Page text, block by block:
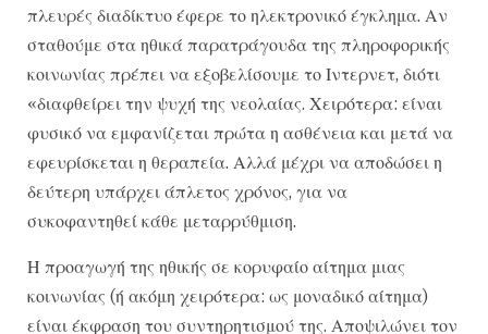
πλευρές διαδίκτυο έφερε το ηλεκτρονικό έγκλημα. Αν
σταθούμε στα ηθικά παρατράγουδα της πληροφορικής
κοινωνίας πρέπει να εξοβελίσουμε το Ιντερνετ, διότι
«διαφθείρει την ψυχή της νεολαίας. Χειρότερα: είναι
φυσικό να εμφανίζεται πρώτα η ασθένεια και μετά να
εφευρίσκεται η θεραπεία. Αλλά μέχρι να αποδώσει η
δεύτερη υπάρχει άπλετος χρόνος, για να
συκοφαντηθεί κάθε μεταρρύθμιση.
Η προαγωγή της ηθικής σε κορυφαίο αίτημα μιας
κοινωνίας (ή ακόμη χειρότερα: ως μοναδικό αίτημα)
είναι έκφραση του συντηρητισμού της. Αποψιλώνει τον